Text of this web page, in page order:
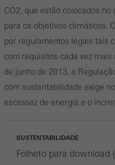
CO2, que estão colocados
para os objetivos climáticos.
por regulamentos legais tais
com requisitos cada vez
de junho de 2013, a
com sustentabilidade exige
escassez de energia e o
SUSTENTABILIDADE
Folheto para download
Os cookies de marketing são
anúncios personalizados e
Eles fazem isso “seguindo”
envolve a incorporação de
que prestam seus serviços de
Guardar